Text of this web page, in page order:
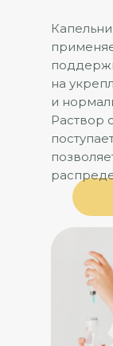
на
и
Раствор